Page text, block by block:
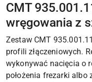
CMT
wręgowania z
Zestaw CMT
profili złączeniowych.
wykonywać nacięcia o
położenia frezarki albo